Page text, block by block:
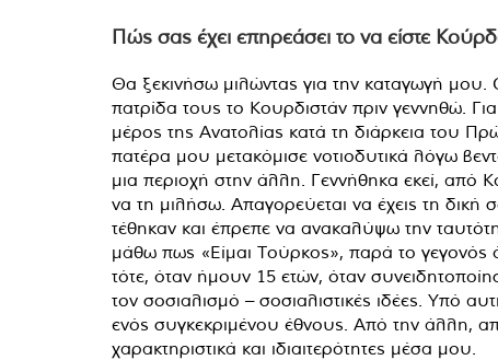
Πώς σας έχει επηρεάσει το να είστε
Θα ξεκινήσω μιλώντας για την καταγωγή μου.
πατρίδα τους το Κουρδιστάν πριν γεννηθώ.
μέρος της Ανατολίας κατά τη διάρκεια του
πατέρα μου μετακόμισε νοτιοδυτικά λόγω
μια περιοχή στην άλλη. Γεννήθηκα εκεί,
να τη μιλήσω. Απαγορεύεται να έχεις τη
τέθηκαν και έπρεπε να ανακαλύψω την
μάθω πως «Είμαι Τούρκος», παρά το γεγονός
τότε, όταν ήμουν 15 ετών, όταν
τον σοσιαλισμό – σοσιαλιστικές ιδέες. Υπό
ενός συγκεκριμένου έθνους. Από την άλλη,
χαρακτηριστικά και ιδιαιτερότητες μέσα μου.